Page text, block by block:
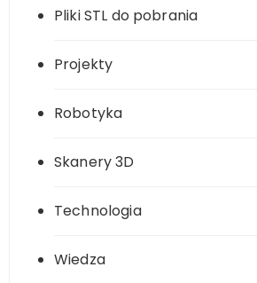
Pliki STL do pobrania
Projekty
Robotyka
Skanery 3D
Technologia
Wiedza